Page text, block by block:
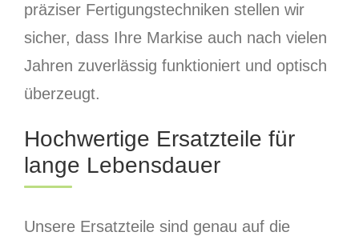
präziser Fertigungstechniken stellen wir
sicher, dass Ihre Markise auch nach vielen
Jahren zuverlässig funktioniert und optisch
überzeugt.
Hochwertige Ersatzteile für
lange Lebensdauer
Unsere Ersatzteile sind genau auf die